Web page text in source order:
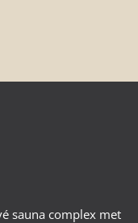
sauna complex met